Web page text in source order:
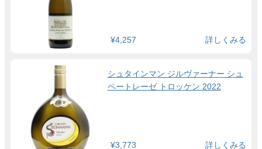
¥4,257 詳しくみる
シュタインマン ジルヴァーナー シュ
ペートレーゼ トロッケン 2022
¥3,773 詳しくみる